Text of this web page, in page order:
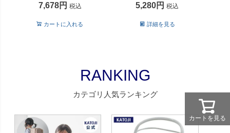
7,678 税込
カートに入れる
5,280 税込
詳細を見る
RANKING
カテゴリ人気ランキング
カートを見る